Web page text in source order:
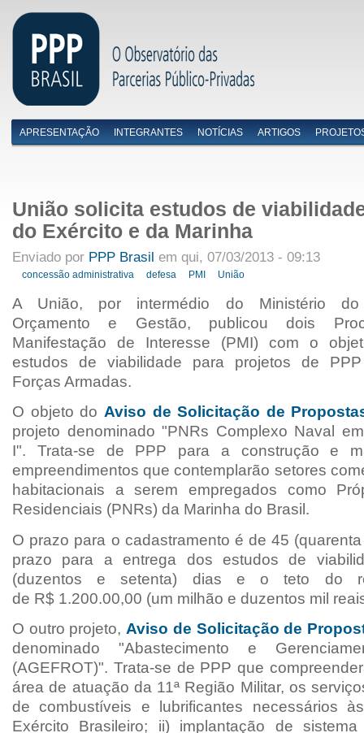
Menu primário
APRESENTAÇÃO INTEGRANTES NOTÍCIAS ARTIGOS
União solicita estudos de
do Exército e da Marinha
Enviado por PPP Brasil em qui, 07/03/2013 - 09:13
concessão administrativa defesa PMI União
A União, por intermédio do Ministério do
Orçamento e Gestão, publicou dois
Manifestação de Interesse (PMI) com o
estudos de viabilidade para projetos de
Forças Armadas.
O objeto do Aviso de Solicitação de
projeto denominado "PNRs Complexo Naval e
I". Trata-se de PPP para a construção e
empreendimentosque contemplarão setores
habitacionais a serem empregados como
Residenciais (PNRs) da Marinha do Brasil.
O prazo para o cadastramento é de 45
prazo para a entrega dos estudos de
(duzentos e setenta) dias e o teto do
de R$ 1.200.00,00 (um milhão e duzentos mil
O outro projeto, Aviso de Solicitação de
denominado "Abastecimento e
(AGEFROT)". Trata-se de PPP que
área de atuação da 11ª Região Militar, os
de combustíveis e lubrificantes necessários
Exército Brasileiro; ii) implantação de